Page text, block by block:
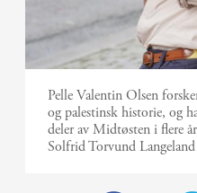
Pelle Valentin Olsen
og palestinsk historie, og
deler av Midtøsten i flere
Solfrid Torvund Langeland